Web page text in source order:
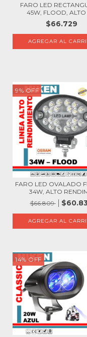
FARO LED
45W, FLOOD, ALTO
$66.729
9% OFF
FARO LED OVALADO
34W, ALTO
$66.809
14% OFF